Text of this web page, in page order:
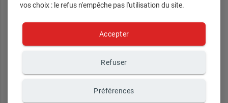
vos choix : le refus n'empêche pas l'utilisation du site.
Accepter
Refuser
Préférences